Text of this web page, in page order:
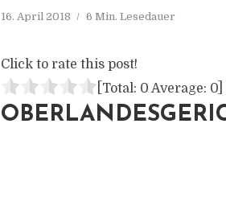
16. April 2018 6 Min. Lesedauer
Click to rate this post!
[Total: 0 Average: 0